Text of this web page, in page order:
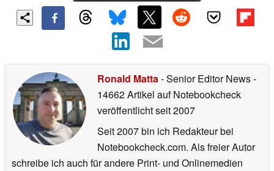
Ronald Matta- Senior Editor News-
14662 Artikel auf Notebookcheck
veröffentlichtseit 2007
Seit 2007 bin ich Redakteur bei
Notebookcheck.com. Als freier Autor
schreibe ich auch für andere Print- und Onlinemedien